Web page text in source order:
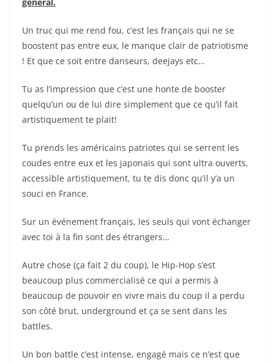
Un truc qui me rend fou, c’est les français qui ne se
boostent pas entre eux, le manque clair de patriotisme
! Et que ce soit entre danseurs, deejays etc…
Tu as l’impression que c’est une honte de booster
quelqu’un ou de lui dire simplement que ce qu’il fait
artistiquement te plait!
Tu prends les américains patriotes qui se serrent les
coudes entre eux et les japonais qui sont ultra ouverts,
accessible artistiquement, tu te dis donc qu’il y’a un
souci en France.
Sur un événement français, les seuls qui vont échanger
avec toi à la fin sont des étrangers…
Autre chose (ça fait 2 du coup), le Hip-Hop s’est
beaucoup plus commercialisé ce qui a permis à
beaucoup de pouvoir en vivre mais du coup il a perdu
son côté brut, underground et ça se sent dans les
battles.
Un bon battle c’est intense, engagé mais ce n’est que